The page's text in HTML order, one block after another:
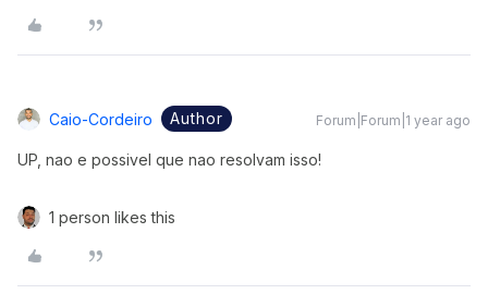
Caio-Cordeiro Author Forum|Forum|1 year ago
UP, nao e possivel que nao resolvam isso!
1 person likes this